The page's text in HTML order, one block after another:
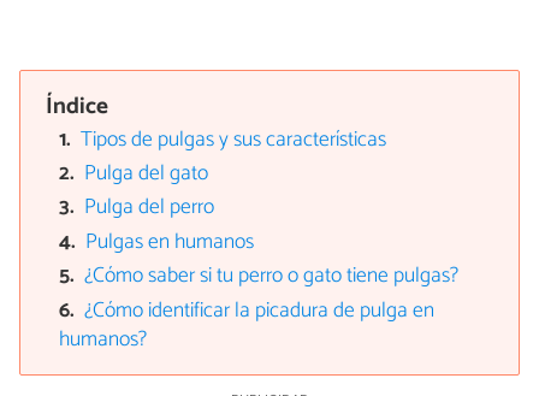
Índice
Tipos de pulgas y sus características
Pulga del gato
Pulga del perro
Pulgas en humanos
¿Cómo saber si tu perro o gato tiene pulgas?
¿Cómo identificar la picadura de pulga en
humanos?